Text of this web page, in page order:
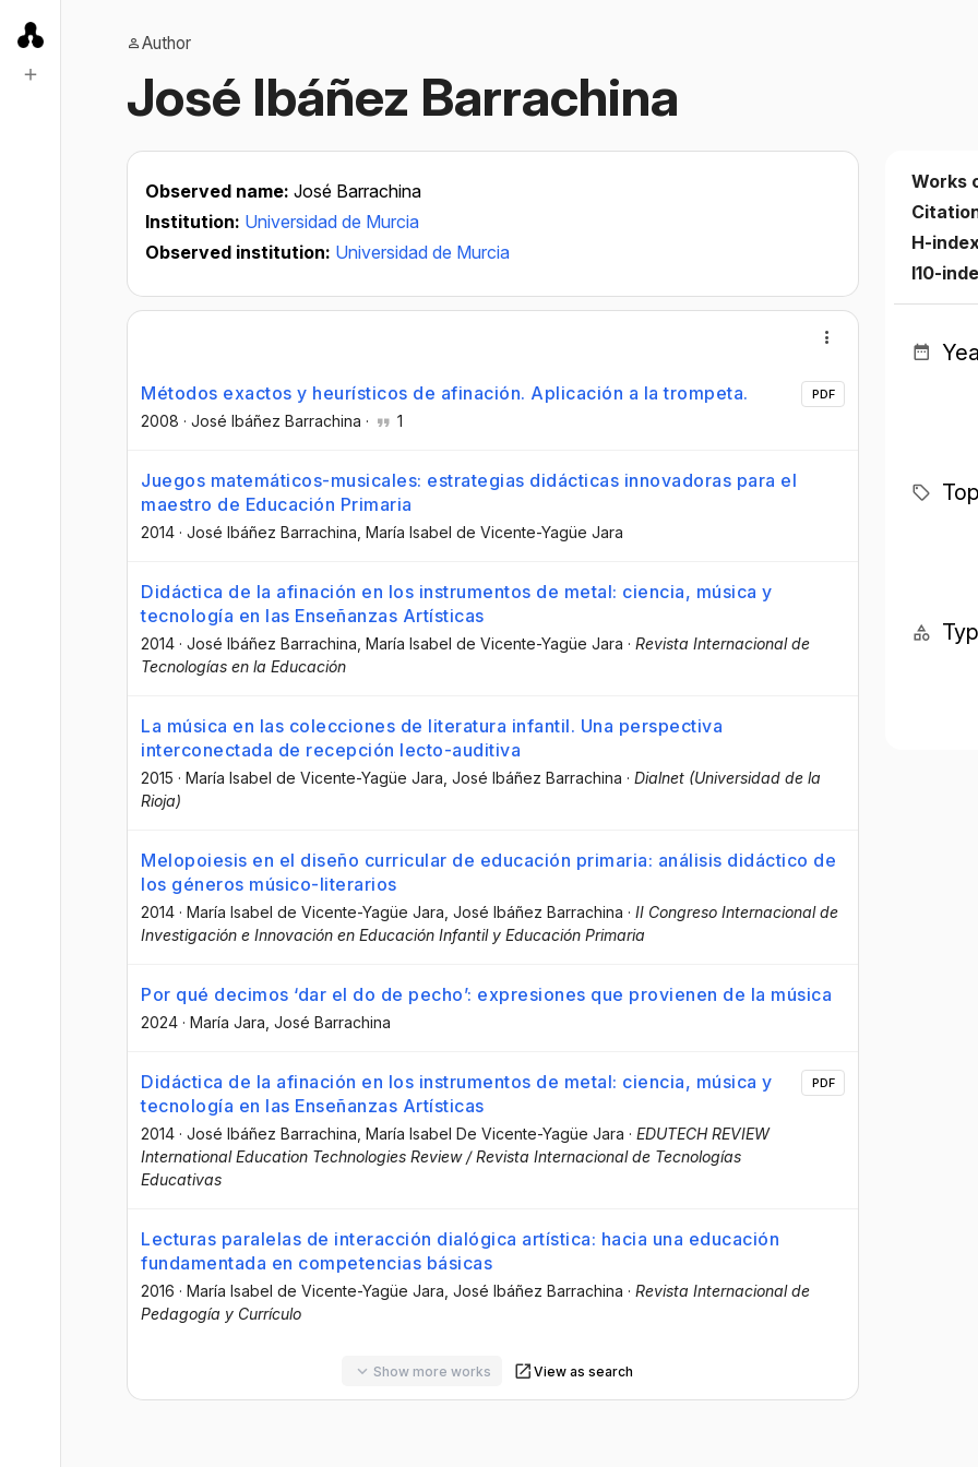
Author
José Ibáñez Barrachina
Observed name: José Barrachina
Institution: Universidad de Murcia
Observed institution: Universidad de Murcia
Métodos exactos y heurísticos de afinación. Aplicación a la trompeta.
2008 · José Ibáñez Barrachina · 1
PDF
Juegos matemáticos-musicales: estrategias didácticas innovadoras para el
maestro de Educación Primaria
2014 · José Ibáñez Barrachina , María Isabel de Vicente-Yagüe Jara
Didáctica de la afinación en los instrumentos de metal: ciencia, música y
tecnología en las Enseñanzas Artísticas
2014 · José Ibáñez Barrachina , María Isabel de Vicente-Yagüe Jara · Revista Internacional de
Tecnologías en la Educación
La música en las colecciones de literatura infantil. Una perspectiva
interconectada de recepción lecto-auditiva
2015 · María Isabel de Vicente-Yagüe Jara , José Ibáñez Barrachina · Dialnet (Universidad de la
Rioja)
Melopoiesis en el diseño curricular de educación primaria: análisis didáctico de
los géneros músico-literarios
2014 · María Isabel de Vicente-Yagüe Jara , José Ibáñez Barrachina · II Congreso Internacional de
Investigación e Innovación en Educación Infantil y Educación Primaria
Por qué decimos ‘dar el do de pecho’: expresiones que provienen de la música
2024 · María Jara , José Barrachina
Didáctica de la afinación en los instrumentos de metal: ciencia, música y
tecnología en las Enseñanzas Artísticas
2014 · José Ibáñez Barrachina , María Isabel De Vicente-Yagüe Jara · EDUTECH REVIEW
International Education Technologies Review / Revista Internacional de Tecnologías
Educativas
PDF
Lecturas paralelas de interacción dialógica artística: hacia una educación
fundamentada en competencias básicas
2016 · María Isabel de Vicente-Yagüe Jara , José Ibáñez Barrachina · Revista Internacional de
Pedagogía y Currículo
Show more works View as search
Works
H-
I10-